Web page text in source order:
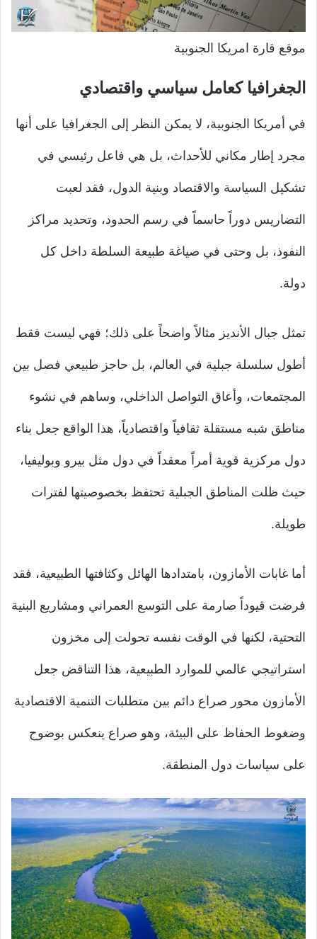
موقع قارة امريكا الجنوبية
الجغرافيا كعامل سياسي واقتصادي
في أمريكا الجنوبية، لا يمكن النظر إلى الجغرافيا على أنها
مجرد إطار مكاني للأحداث، بل هي فاعل رئيسي في
تشكيل السياسة والاقتصاد وبنية الدول، فقد لعبت
التضاريس دوراً حاسماً في رسم الحدود، وتحديد مراكز
النفوذ، بل وحتى في صياغة طبيعة السلطة داخل كل
دولة.
تمثل جبال الأنديز مثالاً واضحاً على ذلك؛ فهي ليست فقط
أطول سلسلة جبلية في العالم، بل حاجز طبيعي فصل بين
المجتمعات، وأعاق التواصل الداخلي، وساهم في نشوء
مناطق شبه مستقلة ثقافياً واقتصادياً، هذا الواقع جعل بناء
دول مركزية قوية أمراً معقداً في دول مثل بيرو وبوليفيا،
حيث ظلت المناطق الجبلية تحتفظ بخصوصيتها لفترات
طويلة.
أما غابات الأمازون، بامتدادها الهائل وكثافتها الطبيعية، فقد
فرضت قيوداً صارمة على التوسع العمراني ومشاريع البنية
التحتية، لكنها في الوقت نفسه تحولت إلى مخزون
استراتيجي عالمي للموارد الطبيعية، هذا التناقض جعل
الأمازون محور صراع دائم بين متطلبات التنمية الاقتصادية
وضغوط الحفاظ على البيئة، وهو صراع ينعكس بوضوح
على سياسات دول المنطقة.